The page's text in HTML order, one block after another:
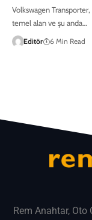
Volkswagen
temel alan ve şu anda…
Editör 6 Min Read
Rem Anahtar, Oto